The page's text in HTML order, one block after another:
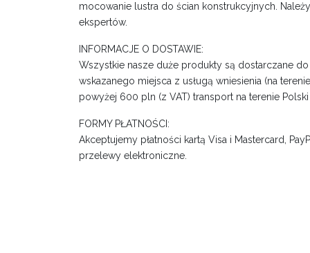
mocowanie lustra do ścian konstrukcyjnych.
ekspertów.
INFORMACJE O DOSTAWIE:
Wszystkie nasze duże produkty są dostarczane
wskazanego miejsca z usługą wniesienia (na
powyżej 600 pln (z VAT) transport na terenie Polski
FORMY PŁATNOŚCI:
Akceptujemy płatności kartą Visa i Mastercard,
przelewy elektroniczne.